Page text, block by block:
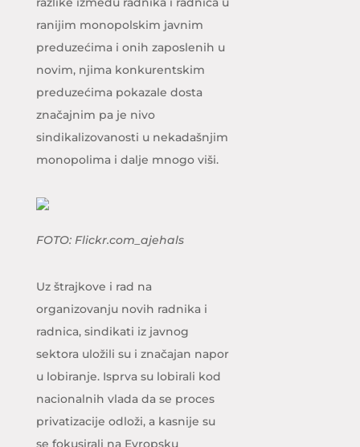
ranijim monopolskim javnim
preduzećima i onih zaposlenih u
novim, njima konkurentskim
preduzećima pokazale dosta
značajnim pa je nivo
sindikalizovanosti u nekadašnjim
monopolima i dalje mnogo viši.
FOTO: Flickr.com_ajehals
Uz štrajkove i rad na
organizovanju novih radnika i
radnica, sindikati iz javnog
sektora uložili su i značajan napor
u lobiranje. Isprva su lobirali kod
nacionalnih vlada da se proces
privatizacije odloži, a kasnije su
se fokusirali na Evropsku